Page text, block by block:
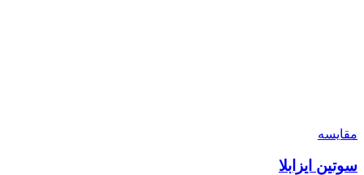
مقایسه
سوتین ایزابلا